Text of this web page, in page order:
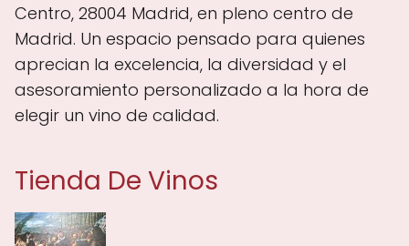
Centro, 28004 Madrid, en pleno centro de
Madrid. Un espacio pensado para quienes
aprecian la excelencia, la diversidad y el
asesoramiento personalizado a la hora de
elegir un vino de calidad.
Tienda De Vinos